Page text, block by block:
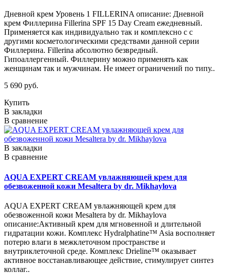
Дневной крем Уровень 1 FILLERINA описание: Дневной
крем Филлерина Fillerina SPF 15 Day Cream ежедневный.
Применяется как индивидуально так и комплексно с с
другими косметологическими средствами данной серии
Филлерина. Fillerina абсолютно безвредный.
Гипоаллергенный. Филлерину можно применять как
женщинам так и мужчинам. Не имеет ограничений по типу..
5 690 руб.
Купить
В закладки
В сравнение
В закладки
В сравнение
AQUA EXPERT CREAM увлажняющей крем для
обезвоженной кожи Mesaltera by dr. Mikhaylova
AQUA EXPERT CREAM увлажняющей крем для
обезвоженной кожи Mesaltera by dr. Mikhaylova
описание:Активный крем для мгновенной и длительной
гидратации кожи. Комплекс Hydralphatine™ Asia восполняет
потерю влаги в межклеточном пространстве и
внутриклеточной среде. Комплекс Drieline™ оказывает
активное восстанавливающее действие, стимулирует синтез
коллаг..